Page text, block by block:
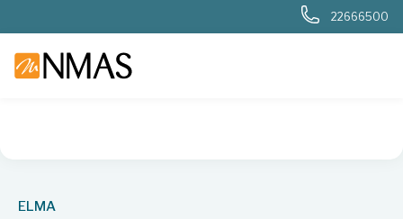
22666500
ELMA